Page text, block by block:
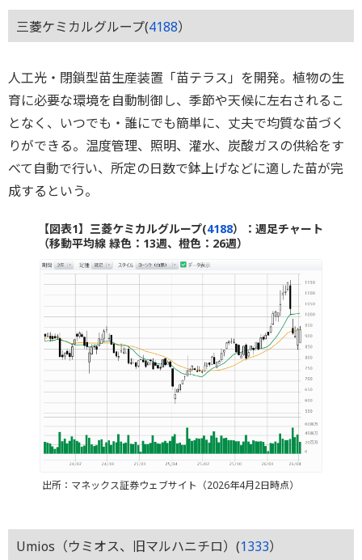
三菱ケミカルグループ(4188）
人工光・閉鎖型苗生産装置「苗テラス」を開発。植物の生
育に必要な環境を自動制御し、季節や天候に左右されるこ
となく、いつでも・誰にでも簡単に、丈夫で均質な苗づく
りができる。温度管理、照明、灌水、炭酸ガスの供給をす
べて自動で行い、所定の日数で鉢上げなどに適した苗が完
成するという。
【図表1】三菱ケミカルグループ(4188）：週足チャート
（移動平均線 緑色：13週、橙色：26週）
出所：マネックス証券ウェブサイト（2026年4月2日時点）
Umios（ウミオス、旧マルハニチロ）(1333）